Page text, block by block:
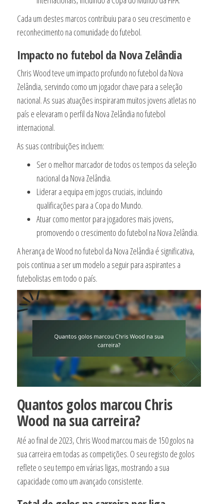
Cada um destes marcos contribuiu para o seu crescimento e
reconhecimento na comunidade do futebol.
Impacto no futebol da Nova Zelândia
Chris Wood teve um impacto profundo no futebol da Nova
Zelândia, servindo como um jogador chave para a seleção
nacional. As suas atuações inspiraram muitos jovens atletas no
país e elevaram o perfil da Nova Zelândia no futebol
internacional.
As suas contribuições incluem:
Ser o melhor marcador de todos os tempos da seleção
nacional da Nova Zelândia.
Liderar a equipa em jogos cruciais, incluindo
qualificações para a Copa do Mundo.
Atuar como mentor para jogadores mais jovens,
promovendo o crescimento do futebol na Nova Zelândia.
A herança de Wood no futebol da Nova Zelândia é significativa,
pois continua a ser um modelo a seguir para aspirantes a
futebolistas em todo o país.
Quantos golos marcou Chris
Wood na sua carreira?
Até ao final de 2023, Chris Wood marcou mais de 150 golos na
sua carreira em todas as competições. O seu registo de golos
reflete o seu tempo em várias ligas, mostrando a sua
capacidade como um avançado consistente.